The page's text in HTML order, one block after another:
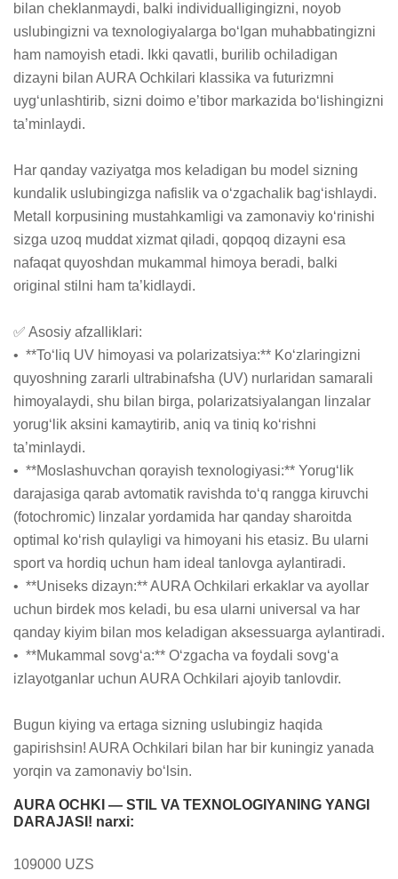
bilan cheklanmaydi, balki individualligingizni, noyob
uslubingizni va texnologiyalarga bo‘lgan muhabbatingizni
ham namoyish etadi. Ikki qavatli, burilib ochiladigan
dizayni bilan AURA Ochkilari klassika va futurizmni
uyg‘unlashtirib, sizni doimo e’tibor markazida bo‘lishingizni
ta’minlaydi.
Har qanday vaziyatga mos keladigan bu model sizning
kundalik uslubingizga nafislik va o‘zgachalik bag‘ishlaydi.
Metall korpusining mustahkamligi va zamonaviy ko‘rinishi
sizga uzoq muddat xizmat qiladi, qopqoq dizayni esa
nafaqat quyoshdan mukammal himoya beradi, balki
original stilni ham ta’kidlaydi.
✅ Asosiy afzalliklari:
•  **To‘liq UV himoyasi va polarizatsiya:** Ko‘zlaringizni
quyoshning zararli ultrabinafsha (UV) nurlaridan samarali
himoyalaydi, shu bilan birga, polarizatsiyalangan linzalar
yorug‘lik aksini kamaytirib, aniq va tiniq ko‘rishni
ta’minlaydi.
•  **Moslashuvchan qorayish texnologiyasi:** Yorug‘lik
darajasiga qarab avtomatik ravishda to‘q rangga kiruvchi
(fotochromic) linzalar yordamida har qanday sharoitda
optimal ko‘rish qulayligi va himoyani his etasiz. Bu ularni
sport va hordiq uchun ham ideal tanlovga aylantiradi.
•  **Uniseks dizayn:** AURA Ochkilari erkaklar va ayollar
uchun birdek mos keladi, bu esa ularni universal va har
qanday kiyim bilan mos keladigan aksessuarga aylantiradi.
•  **Mukammal sovg‘a:** O‘zgacha va foydali sovg‘a
izlayotganlar uchun AURA Ochkilari ajoyib tanlovdir.
Bugun kiying va ertaga sizning uslubingiz haqida
gapirishsin! AURA Ochkilari bilan har bir kuningiz yanada
yorqin va zamonaviy bo‘lsin.
AURA OCHKI — STIL VA TEXNOLOGIYANING YANGI
DARAJASI! narxi:
109000 UZS